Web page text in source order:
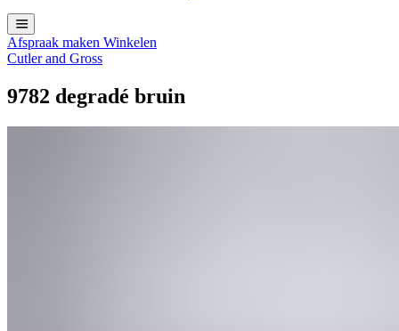
Afspraak maken Winkelen
Cutler and Gross
9782 degradé bruin